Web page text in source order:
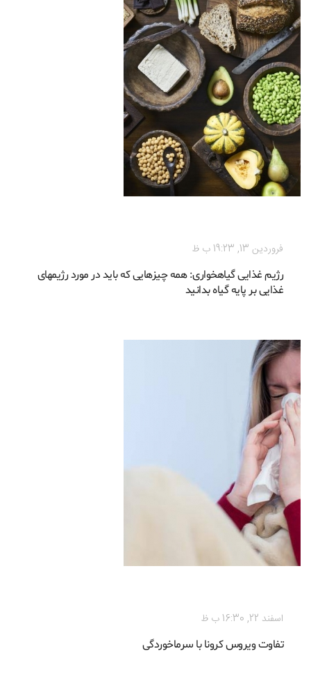
فروردين 13, 19:23 ب ظ
رژیم غذایی گیاهخواری: همه چیزهایی که باید در مورد رژیمهای
غذایی بر پایه گیاه بدانید
اسفند 22, 16:30 ب ظ
تفاوت ویروس کرونا با سرماخوردگی